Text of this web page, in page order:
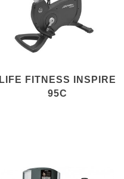
LIFE FITNESS INSPIRE
95C